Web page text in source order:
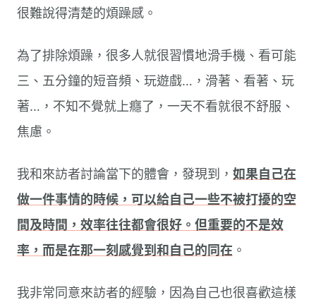
很難說得清楚的煩躁感。
為了排除煩躁，很多人就很習慣地滑手機、看可能
三、五分鐘的短音頻、玩遊戲…，滑著、看著、玩
著…，不知不覺就上癮了，一天不看就很不舒服、
焦慮。
我和來訪者討論當下的體會，發現到， 如果自己在
做一件事情的時候，可以給自己一些不被打擾的空
間及時間，效率往往都會很好。但重要的不是效
率，而是在那一刻感覺到和自己的同在 。
我非常同意來訪者的經驗，因為自己也很喜歡這樣